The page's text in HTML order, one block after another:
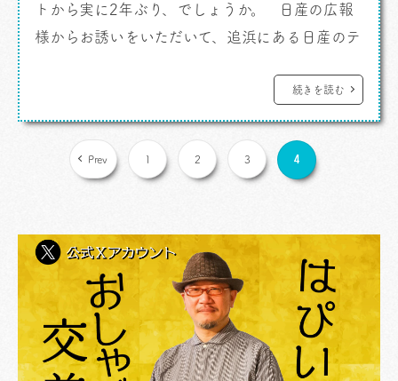
トから実に2年ぶり、でしょうか。 日産の広報
様からお誘いをいただいて、追浜にある日産のテ
足を運んでいますがここにくると毎回ワクワクす
るんです。なにしろ元々が日産の開発用テストコ
ースですから。そういうのにグッとくるクルマ好
きなわけです。 この日のブロガー/プレスイベン
続きを読む
Prev 1 2 3 4